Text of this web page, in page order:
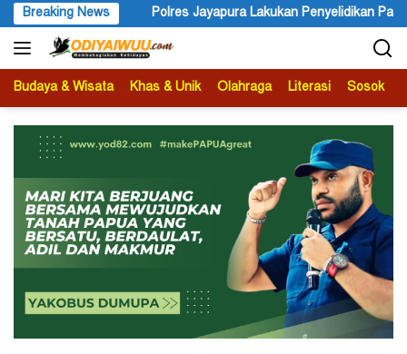
Langsung
ke
konten
Breaking News
Jayapura Lakukan Penyelidikan Pasca Keracunan Akibat Dugaan
Budaya & Wisata Khas & Unik Olahraga Literasi Sosok